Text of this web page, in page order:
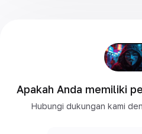
Apakah Anda memiliki
Hubungi dukungan kami